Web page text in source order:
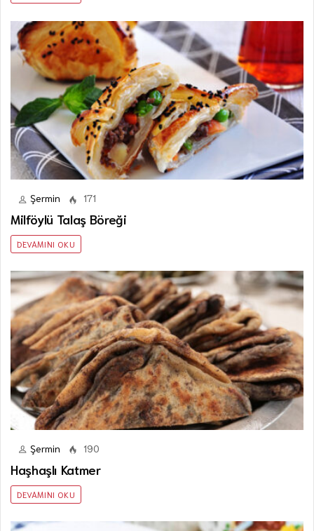
Şermin 171
Milföylü Talaş Böreği
DEVAMINI OKU
Şermin 190
Haşhaşlı Katmer
DEVAMINI OKU